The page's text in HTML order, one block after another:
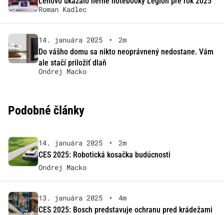
Roman Kadlec
14. januára 2025 •
2m
Do vášho domu sa nikto neoprávnený nedostane. Vám
ale stačí priložiť dlaň
Ondrej Macko
Podobné články
14. januára 2025 •
2m
CES 2025: Robotická kosačka budúcnosti
Ondrej Macko
13. januára 2025 •
4m
CES 2025: Bosch predstavuje ochranu pred krádežami